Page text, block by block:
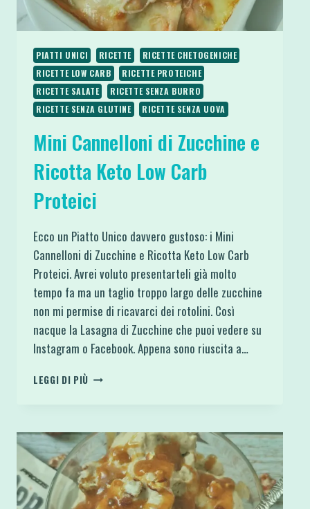
PIATTI UNICI RICETTE
RICETTE CHETOGENICHE
RICETTE LOW CARB
RICETTE PROTEICHE
RICETTE SALATE
RICETTE SENZA BURRO
RICETTE SENZA GLUTINE
RICETTE SENZA UOVA
Mini Cannelloni di Zucchine e
Ricotta Keto Low Carb
Proteici
Ecco un Piatto Unico davvero gustoso: i Mini
Cannelloni di Zucchine e Ricotta Keto Low Carb
Proteici. Avrei voluto presentarteli già molto
tempo fa ma un taglio troppo largo delle zucchine
non mi permise di ricavarci dei rotolini. Così
nacque la Lasagna di Zucchine che puoi vedere su
Instagram o Facebook. Appena sono riuscita a…
LEGGI DI PIÙ MINI
E
RICOTTA
KETO
LOW
CARB
PROTEICI